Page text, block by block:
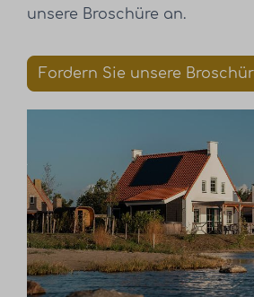
unsere Broschüre an.
Fordern Sie unsere